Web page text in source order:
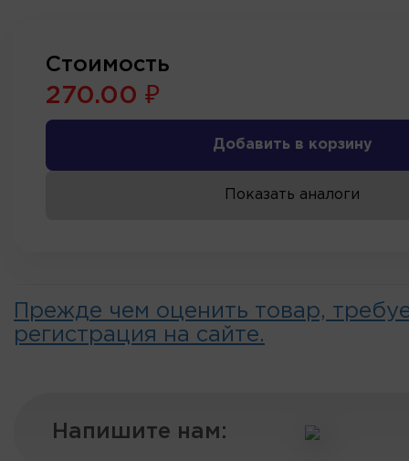
Стоимость
270.00 ₽
Добавить в корзину
Показать аналоги
Прежде чем оценить товар,
регистрация на сайте.
Напишите нам: